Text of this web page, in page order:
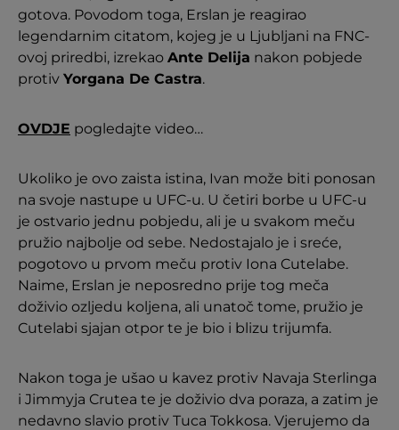
gotova. Povodom toga, Erslan je reagirao
legendarnim citatom, kojeg je u Ljubljani na FNC-
ovoj priredbi, izrekao Ante Delija nakon pobjede
protiv Yorgana De Castra.
OVDJE pogledajte video…
Ukoliko je ovo zaista istina, Ivan može biti ponosan
na svoje nastupe u UFC-u. U četiri borbe u UFC-u
je ostvario jednu pobjedu, ali je u svakom meču
pružio najbolje od sebe. Nedostajalo je i sreće,
pogotovo u prvom meču protiv Iona Cutelabe.
Naime, Erslan je neposredno prije tog meča
doživio ozljedu koljena, ali unatoč tome, pružio je
Cutelabi sjajan otpor te je bio i blizu trijumfa.
Nakon toga je ušao u kavez protiv Navaja Sterlinga
i Jimmyja Crutea te je doživio dva poraza, a zatim je
nedavno slavio protiv Tuca Tokkosa. Vjerujemo da